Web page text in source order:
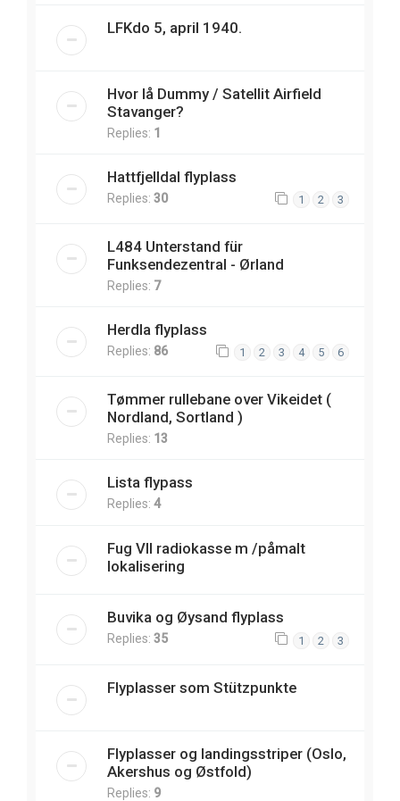
LFKdo 5, april 1940.
Hvor lå Dummy / Satellit Airfield
Stavanger?
Replies: 1
Hattfjelldal flyplass
Replies: 30 1 2 3
L484 Unterstand für
Funksendezentral - Ørland
Replies: 7
Herdla flyplass
Replies: 86 1 2 3 4 5 6
Tømmer rullebane over Vikeidet (
Nordland, Sortland )
Replies: 13
Lista flypass
Replies: 4
Fug VII radiokasse m /påmalt
lokalisering
Buvika og Øysand flyplass
Replies: 35 1 2 3
Flyplasser som Stützpunkte
Flyplasser og landingsstriper (Oslo,
Akershus og Østfold)
Replies: 9